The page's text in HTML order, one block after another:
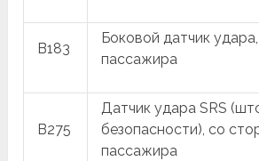
B183
Боковой датчик
пассажира
B275
Датчик удара SRS
безопасности), со
пассажира